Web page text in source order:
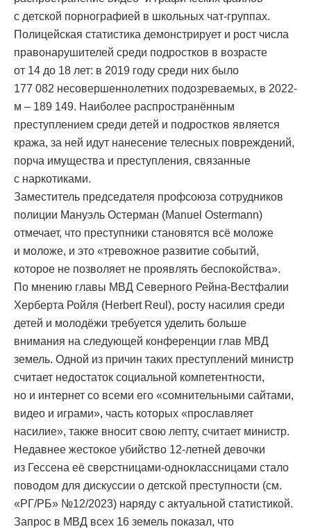
с детской порнографией в школьных чат-группах.
Полицейская статистика демонстрирует и рост числа
правонарушителей среди подростков в возрасте
от 14 до 18 лет: в 2019 году среди них было
177 082 несовершеннолетних подозреваемых, в 2022-
м – 189 149. Наиболее распространённым
преступлением среди детей и подростков является
кража, за ней идут нанесение телесных повреждений,
порча имущества и преступления, связанные
с наркотиками.
Заместитель председателя профсоюза сотрудников
полиции Мануэль Остерман (Manuel Ostermann)
отмечает, что преступники становятся всё моложе
и моложе, и это «тревожное развитие событий,
которое не позволяет не проявлять беспокойства».
По мнению главы МВД Северного Рейна-Вестфалии
Херберта Ройля (Herbert Reul), росту насилия среди
детей и молодёжи требуется уделить больше
внимания на следующей конференции глав МВД
земель. Одной из причин таких преступлений министр
считает недостаток социальной компетентности,
но и интернет со всеми его «сомнительными сайтами,
видео и играми», часть которых «прославляет
насилие», также вносит свою лепту, считает министр.
Недавнее жестокое убийство 12-летней девочки
из Гессена её сверстницами-одноклассницами стало
поводом для дискуссии о детской преступности (см.
«РГ/РБ» №12/2023) наряду с актуальной статистикой.
Запрос в МВД всех 16 земель показал, что